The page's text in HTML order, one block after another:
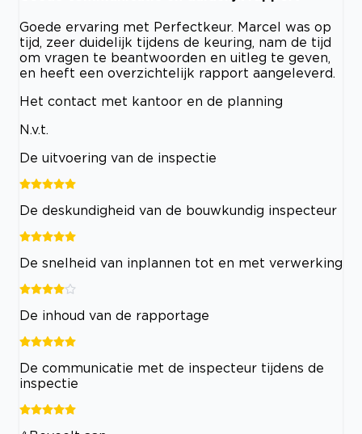
Goede ervaring met Perfectkeur. Marcel was op
tijd, zeer duidelijk tijdens de keuring, nam de tijd
om vragen te beantwoorden en uitleg te geven,
en heeft een overzichtelijk rapport aangeleverd.
Het contact met kantoor en de planning
N.v.t.
De uitvoering van de inspectie
De deskundigheid van de bouwkundig inspecteur
De snelheid van inplannen tot en met verwerking
De inhoud van de rapportage
De communicatie met de inspecteur tijdens de
inspectie